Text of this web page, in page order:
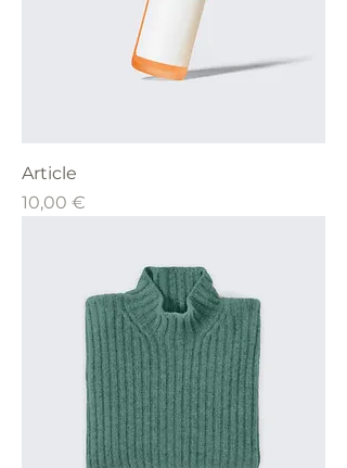
Article
Prix
10,00 €